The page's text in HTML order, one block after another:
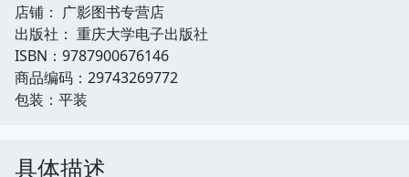
店铺： 广影图书专营店
出版社： 重庆大学电子出版社
ISBN：9787900676146
商品编码：29743269772
包装：平装
具体描述